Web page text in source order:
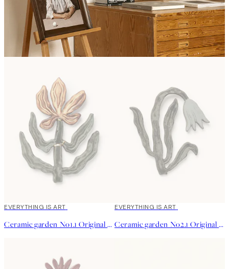
EVERYTHING IS ART
Ceramic garden No1.1 Original Artwork
EVERYTHING IS ART
Ceramic garden No2.1 Original Artwork